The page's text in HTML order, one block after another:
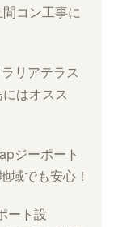
コン工事に
リアテラス
はオスス
ジーポート
域でも安心！
ート設